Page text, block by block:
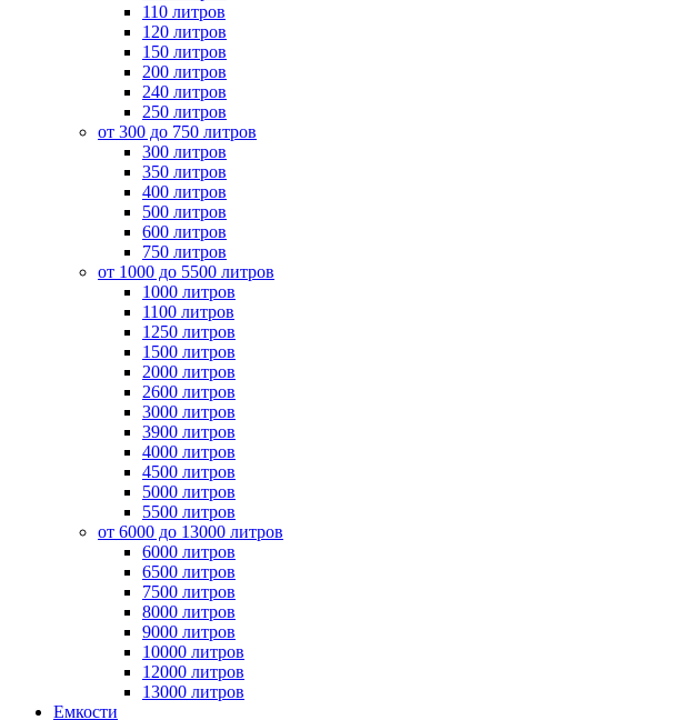
110 литров
120 литров
150 литров
200 литров
240 литров
250 литров
от 300 до 750 литров
300 литров
350 литров
400 литров
500 литров
600 литров
750 литров
от 1000 до 5500 литров
1000 литров
1100 литров
1250 литров
1500 литров
2000 литров
2600 литров
3000 литров
3900 литров
4000 литров
4500 литров
5000 литров
5500 литров
от 6000 до 13000 литров
6000 литров
6500 литров
7500 литров
8000 литров
9000 литров
10000 литров
12000 литров
13000 литров
Емкости